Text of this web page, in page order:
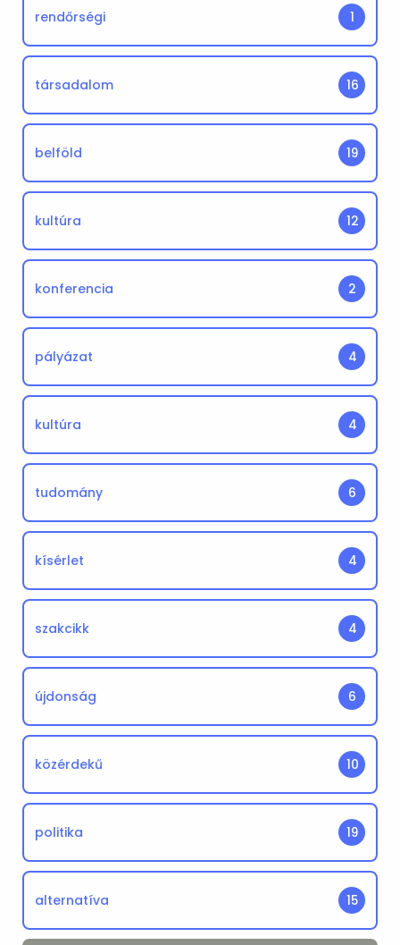
rendőrségi 1
társadalom 16
belföld 19
kultúra 12
konferencia 2
pályázat 4
kultúra 4
tudomány 6
kísérlet 4
szakcikk 4
újdonság 6
közérdekű 10
politika 19
alternatíva 15